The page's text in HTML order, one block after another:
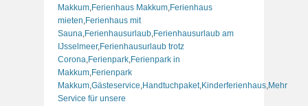
Makkum,Ferienhaus Makkum,Ferienhaus
mieten,Ferienhaus mit
Sauna,Ferienhausurlaub,Ferienhausurlaub am
IJsselmeer,Ferienhausurlaub trotz
Corona,Ferienpark,Ferienpark in
Makkum,Ferienpark
Makkum,Gästeservice,Handtuchpaket,Kinderferienhaus,Mehr
Service für unsere